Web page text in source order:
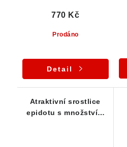
Prodáno
770 Kč
Detail
Atraktivní srostlice
epidotu s množstvím